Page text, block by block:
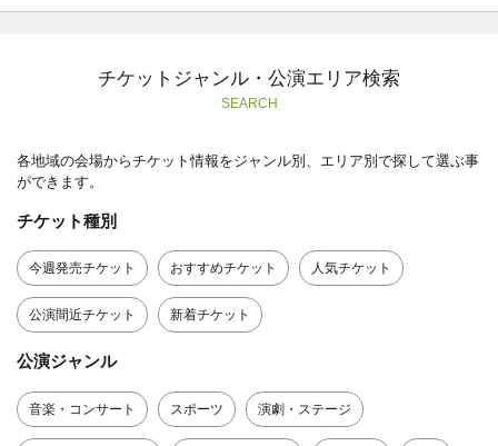
チケットジャンル・公演エリア検索
SEARCH
各地域の会場からチケット情報をジャンル別、エリア別で探して選ぶ事
ができます。
チケット種別
今週発売チケット おすすめチケット 人気チケット
公演間近チケット 新着チケット
公演ジャンル
音楽・コンサート スポーツ 演劇・ステージ